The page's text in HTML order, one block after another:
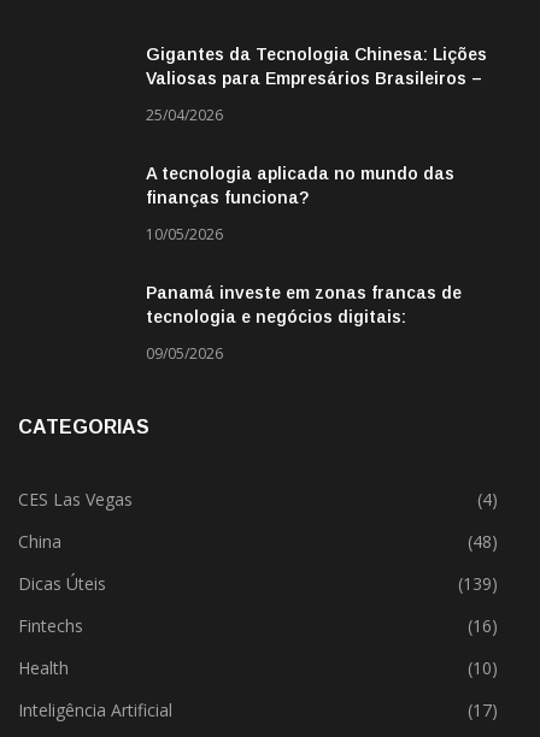
Gigantes da Tecnologia Chinesa: Lições
Valiosas para Empresários Brasileiros –
25/04/2026
A tecnologia aplicada no mundo das
finanças funciona?
10/05/2026
Panamá investe em zonas francas de
tecnologia e negócios digitais:
09/05/2026
CATEGORIAS
CES Las Vegas
(4)
China
(48)
Dicas Úteis
(139)
Fintechs
(16)
Health
(10)
Inteligência Artificial
(17)